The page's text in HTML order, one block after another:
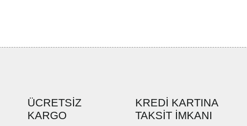
Ürün fiyatı diğer sitelerden daha pahalı.
Bu ürüne benzer farklı alternatifler olmalı.
ÜCRETSİZ
KARGO
KREDİ KARTINA
TAKSİT İMKANI